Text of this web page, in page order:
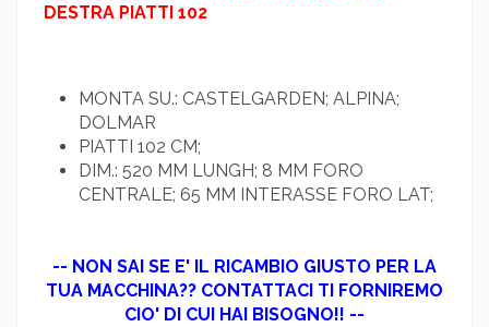
DESTRA PIATTI 102
MONTA SU.: CASTELGARDEN; ALPINA;
DOLMAR
PIATTI 102 CM;
DIM.: 520 MM LUNGH; 8 MM FORO
CENTRALE; 65 MM INTERASSE FORO LAT;
-- NON SAI SE E' IL RICAMBIO GIUSTO PER LA
TUA MACCHINA?? CONTATTACI TI FORNIREMO
CIO' DI CUI HAI BISOGNO!! --